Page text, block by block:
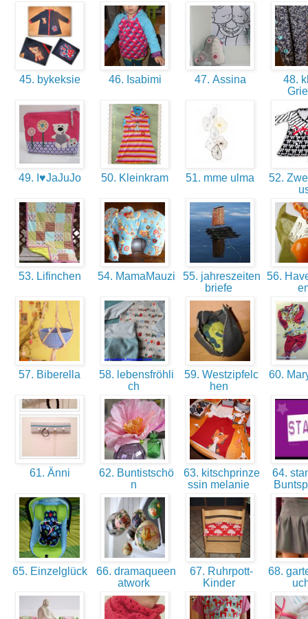
45. bykeksie 46. Isabimi 47. Assina
48.
49. I♥JaJuJo 50. Kleinkram 51. mme ulma
52.
53. Lifinchen 54. MamaMauzi
55. jahreszeiten
briefe
56.
57. Biberella
58. lebensfröhli
ch
59. Westzipfelc
hen
60.
61. Änni
62. Buntistschö
n
63. kitschprinze
ssin melanie
64.
65. Einzelglück
66. dramaqueen
atwork
67. Ruhrpott-
Kinder
68.